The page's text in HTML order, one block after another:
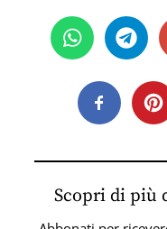
Scopri di più